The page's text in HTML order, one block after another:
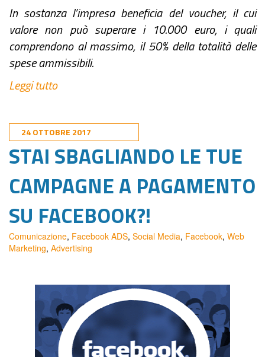
In sostanza l’impresa beneficia del voucher, il cui
valore non può superare i 10.000 euro, i quali
comprendono al massimo, il 50% della totalità delle
spese ammissibili.
Leggi tutto
24 OTTOBRE 2017
STAI SBAGLIANDO LE TUE
CAMPAGNE A PAGAMENTO
SU FACEBOOK?!
Comunicazione, Facebook ADS, Social Media, Facebook, Web
Marketing, Advertising